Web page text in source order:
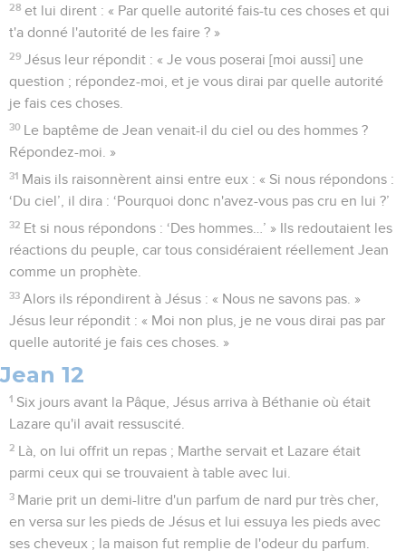
28 et lui dirent : « Par quelle autorité fais-tu ces choses et qui
t'a donné l'autorité de les faire ? »
29 Jésus leur répondit : « Je vous poserai [moi aussi] une
question ; répondez-moi, et je vous dirai par quelle autorité
je fais ces choses.
30 Le baptême de Jean venait-il du ciel ou des hommes ?
Répondez-moi. »
31 Mais ils raisonnèrent ainsi entre eux : « Si nous répondons :
‘Du ciel’, il dira : ‘Pourquoi donc n'avez-vous pas cru en lui ?’
32 Et si nous répondons : ‘Des hommes…’ » Ils redoutaient les
réactions du peuple, car tous considéraient réellement Jean
comme un prophète.
33 Alors ils répondirent à Jésus : « Nous ne savons pas. »
Jésus leur répondit : « Moi non plus, je ne vous dirai pas par
quelle autorité je fais ces choses. »
Jean 12
1 Six jours avant la Pâque, Jésus arriva à Béthanie où était
Lazare qu'il avait ressuscité.
2 Là, on lui offrit un repas ; Marthe servait et Lazare était
parmi ceux qui se trouvaient à table avec lui.
3 Marie prit un demi-litre d'un parfum de nard pur très cher,
en versa sur les pieds de Jésus et lui essuya les pieds avec
ses cheveux ; la maison fut remplie de l'odeur du parfum.